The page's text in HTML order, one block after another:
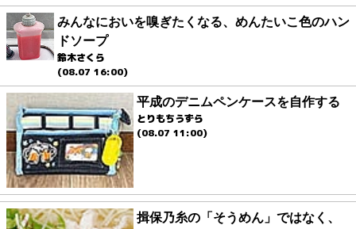
みんなにおいを嗅ぎたくなる、めんたいこ色のハン
ドソープ
鈴木さくら
(08.07 16:00)
平成のデニムペンケースを自作する
とりもちうずら
(08.07 11:00)
揖保乃糸の「そうめん」ではなく、